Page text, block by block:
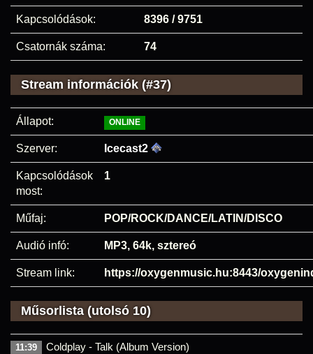
Kapcsolódások: 8396 / 9751
Csatornák száma: 74
Stream információk (#37)
Állapot: ONLINE
Szerver: Icecast2
Kapcsolódások
most:
1
Műfaj: POP/ROCK/DANCE/LATIN/DISCO
Audió infó: MP3, 64k, sztereó
Stream link: https://oxygenmusic.hu:8443/
Műsorlista (utolsó 10)
11:39 Coldplay - Talk (Album Version)